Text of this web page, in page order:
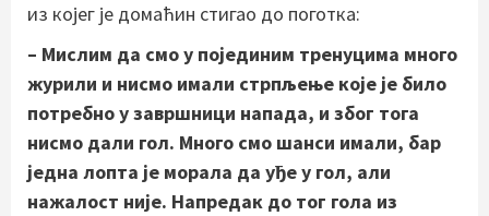
из којег је домаћин стигао до поготка:
– Мислим да смо у појединим тренуцима много
журили и нисмо имали стрпљење које је било
потребно у завршници напада, и због тога
нисмо дали гол. Много смо шанси имали, бар
једна лопта је морала да уђе у гол, али
нажалост није. Напредак до тог гола из